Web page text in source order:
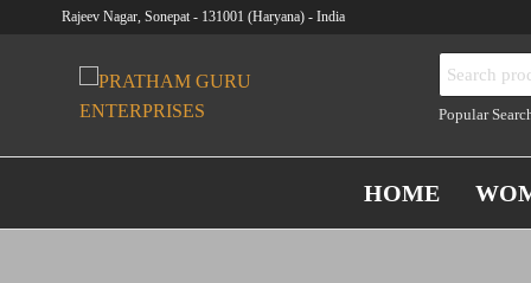
Rajeev Nagar, Sonepat - 131001 (Haryana) - India
GURU
(RUN BY
PRATHAM
EDUCATION
AND
SOCIETY)
Search
for:
Popular
HOME